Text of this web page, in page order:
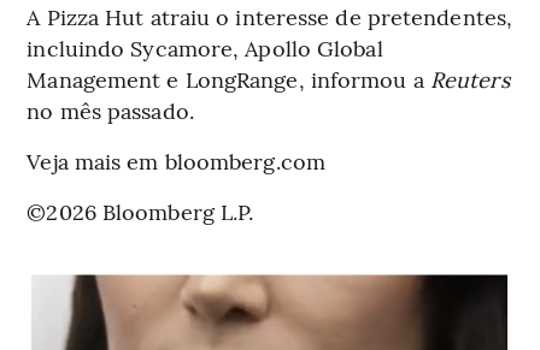
A Pizza Hut atraiu o interesse de pretendentes,
incluindo Sycamore, Apollo Global
Management e LongRange, informou a Reuters
no mês passado.
Veja mais em bloomberg.com
©2026 Bloomberg L.P.